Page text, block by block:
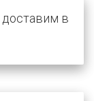
доставим в